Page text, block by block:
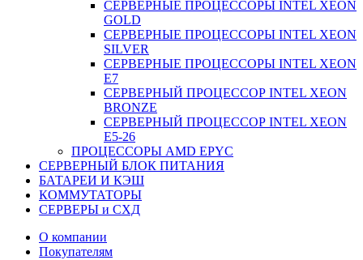
СЕРВЕРНЫЕ ПРОЦЕССОРЫ INTEL XEON
GOLD
СЕРВЕРНЫЕ ПРОЦЕССОРЫ INTEL XEON
SILVER
СЕРВЕРНЫЕ ПРОЦЕССОРЫ INTEL XEON
Е7
СЕРВЕРНЫЙ ПРОЦЕССОР INTEL XEON
BRONZE
СЕРВЕРНЫЙ ПРОЦЕССОР INTEL XEON
Е5-26
ПРОЦЕССОРЫ AMD EPYC
СЕРВЕРНЫЙ БЛОК ПИТАНИЯ
БАТАРЕИ И КЭШ
КОММУТАТОРЫ
СЕРВЕРЫ и СХД
О компании
Покупателям